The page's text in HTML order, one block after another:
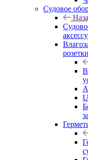
Судовое
розетки